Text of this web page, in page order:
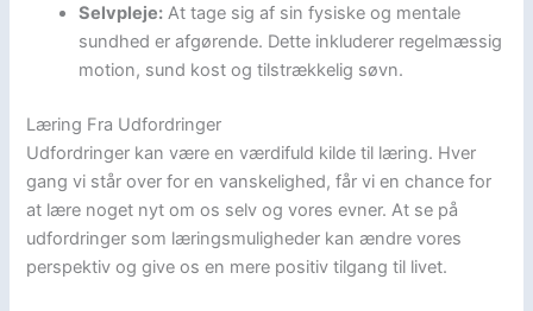
Selvpleje: At tage sig af sin fysiske og mentale
sundhed er afgørende. Dette inkluderer regelmæssig
motion, sund kost og tilstrækkelig søvn.
Læring Fra Udfordringer
Udfordringer kan være en værdifuld kilde til læring. Hver
gang vi står over for en vanskelighed, får vi en chance for
at lære noget nyt om os selv og vores evner. At se på
udfordringer som læringsmuligheder kan ændre vores
perspektiv og give os en mere positiv tilgang til livet.